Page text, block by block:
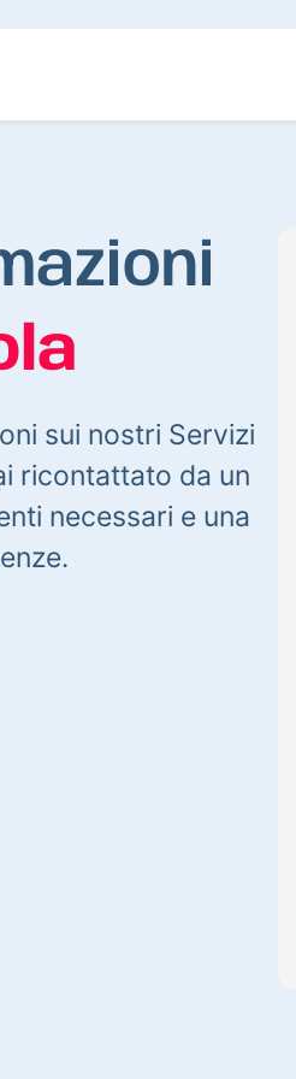
sui nostri Servizi
ricontattato da un
necessari e una